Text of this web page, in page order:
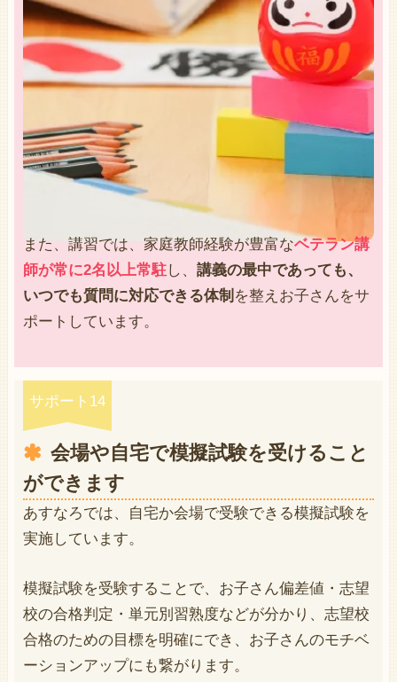
また、講習では、家庭教師経験が豊富なベテラン講
師が常に2名以上常駐し、 講義の最中であっても、
いつでも質問に対応できる体制 を整えお子さんをサ
ポートしています。
サポート14
会場や自宅で模擬試験を受けること
ができます
あすなろでは、自宅か会場で受験できる模擬試験を
実施しています。
模擬試験を受験することで、お子さん偏差値・志望
校の合格判定・単元別習熟度などが分かり、志望校
合格のための目標を明確にでき、お子さんのモチベ
ーションアップにも繋がります。